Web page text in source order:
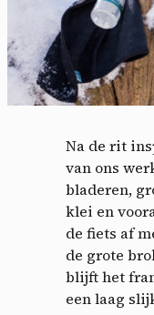
Na de rit
van ons
bladeren,
klei en
de fiets af
de grote
blijft het
een laag